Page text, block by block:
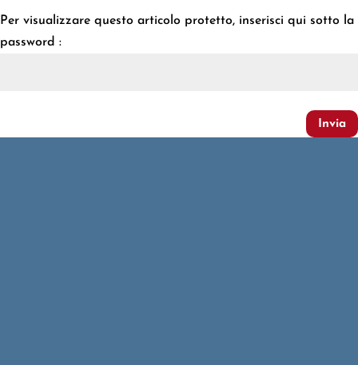
Per visualizzare questo articolo protetto, inserisci qui sotto la
password :
Invia